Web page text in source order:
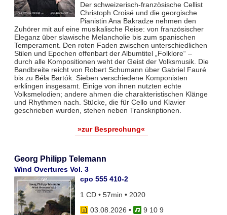
Der schweizerisch-französische Cellist
Christoph Croisé und die georgische
Pianistin Ana Bakradze nehmen den
Zuhörer mit auf eine musikalische Reise: von französischer
Eleganz über slawische Melancholie bis zum spanischen
Temperament. Den roten Faden zwischen unterschiedlichen
Stilen und Epochen offenbart der Albumtitel „Folklore“ –
durch alle Kompositionen weht der Geist der Volksmusik. Die
Bandbreite reicht von Robert Schumann über Gabriel Fauré
bis zu Béla Bartók. Sieben verschiedene Komponisten
erklingen insgesamt. Einige von ihnen nutzten echte
Volksmelodien; andere ahmen die charakteristischen Klänge
und Rhythmen nach. Stücke, die für Cello und Klavier
geschrieben wurden, stehen neben Transkriptionen.
»zur Besprechung«
Georg Philipp Telemann
Wind Overtures Vol. 3
cpo 555 410-2
1 CD • 57min • 2020
03.08.2026 •
9 10 9